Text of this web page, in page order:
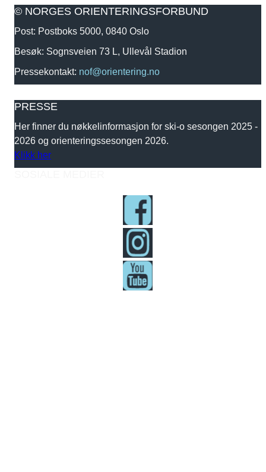
© NORGES ORIENTERINGSFORBUND
Post: Postboks 5000, 0840 Oslo
Besøk: Sognsveien 73 L, Ullevål Stadion
Pressekontakt: nof@orientering.no
PRESSE
Her finner du nøkkelinformasjon for ski-o sesongen 2025 -
2026 og orienteringssesongen 2026.
Klikk her